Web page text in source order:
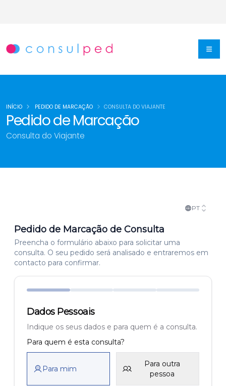
Pedido de Marcação
Consulta do Viajante
INÍCIO PEDIDO DE MARCAÇÃO CONSULTA DO VIAJANTE